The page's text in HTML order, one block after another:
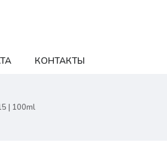
КОНТАКТЫ
| 100ml